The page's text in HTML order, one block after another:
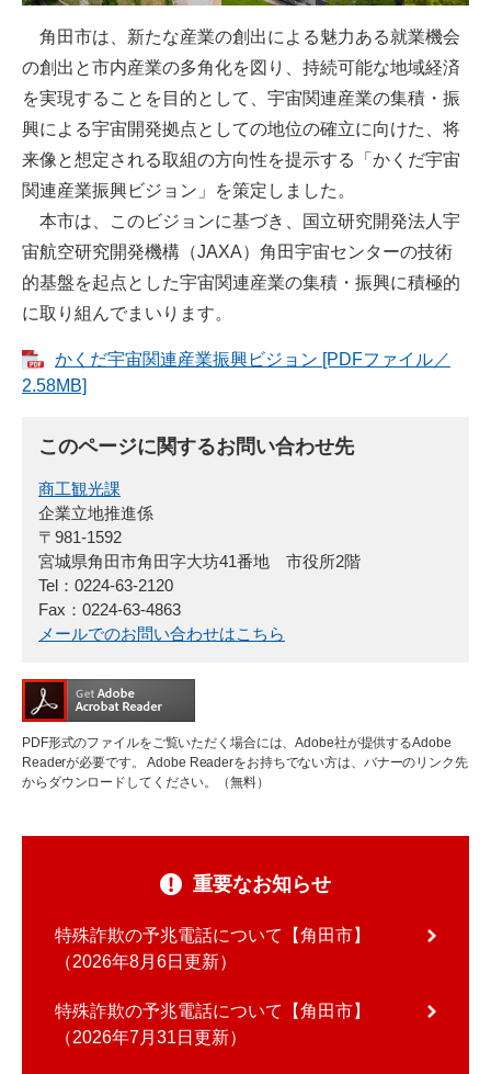
角田市は、新たな産業の創出による魅力ある就業機会
の創出と市内産業の多角化を図り、持続可能な地域経済
を実現することを目的として、宇宙関連産業の集積・振
興による宇宙開発拠点としての地位の確立に向けた、将
来像と想定される取組の方向性を提示する「かくだ宇宙
関連産業振興ビジョン」を策定しました。
本市は、このビジョンに基づき、国立研究開発法人宇
宙航空研究開発機構（JAXA）角田宇宙センターの技術
的基盤を起点とした宇宙関連産業の集積・振興に積極的
に取り組んでまいります。
かくだ宇宙関連産業振興ビジョン [PDFファイル／
2.58MB]
このページに関するお問い合わせ先
商工観光課
企業立地推進係
〒981-1592
宮城県角田市角田字大坊41番地 市役所2階
Tel：0224-63-2120
Fax：0224-63-4863
メールでのお問い合わせはこちら
PDF形式のファイルをご覧いただく場合には、Adobe社が提供するAdobe
Readerが必要です。
Adobe Readerをお持ちでない方は、バナーのリンク先
からダウンロードしてください。（無料）
重要なお知らせ
特殊詐欺の予兆電話について【角田市】
2026年8月6日更新
特殊詐欺の予兆電話について【角田市】
2026年7月31日更新